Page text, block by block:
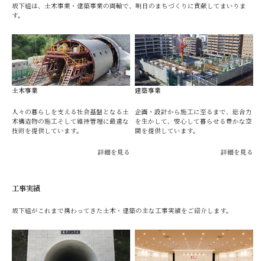
坂下組は、土木事業・建築事業の両輪で、明日のまちづくりに貢献してまいりま
す。
土木事業
人々の暮らしを支える社会基盤となる土
木構造物の施工そして維持管理に最適な
技術を提供しています。
詳細を見る
建築事業
企画・設計から施工に至るまで、総合力
を生かして、安心して暮らせる豊かな空
間を提供しています。
詳細を見る
工事実績
坂下組がこれまで携わってきた土木・建築の主な工事実績をご紹介します。